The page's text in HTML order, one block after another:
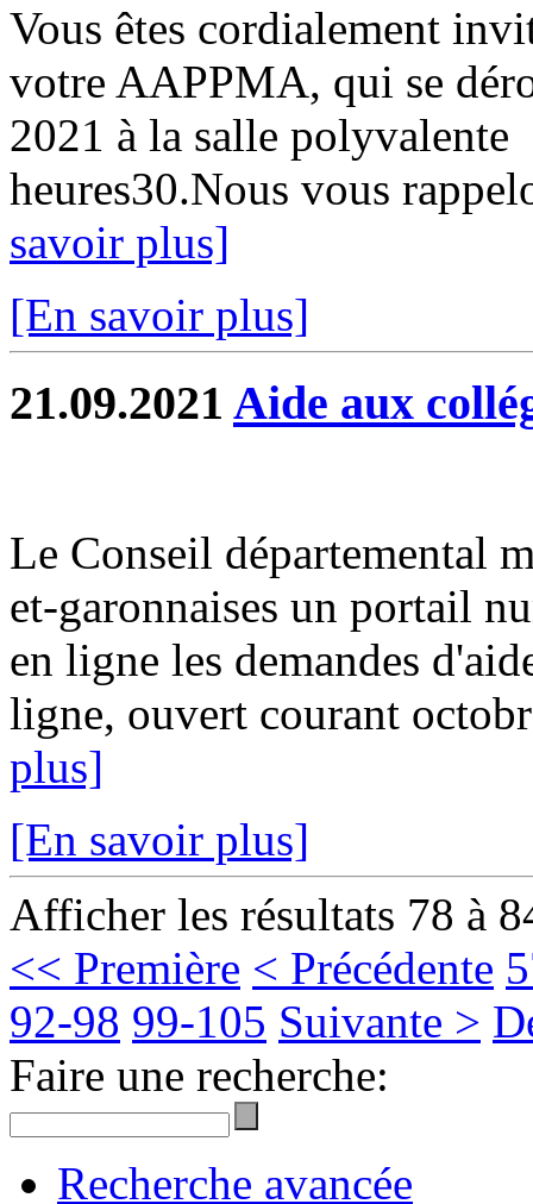
Vous êtes cordialement
votre AAPPMA, qui se
2021 à la salle
heures30.Nous vous
savoir plus]
[En savoir plus]
21.09.2021 Aide aux
Le Conseil départemental
et-garonnaises un portail
en ligne les demandes
ligne, ouvert courant
plus]
[En savoir plus]
Afficher les résultats 78 à
<< Première < Précédente
92-98 99-105 Suivante >
Faire une recherche:
Recherche avancée